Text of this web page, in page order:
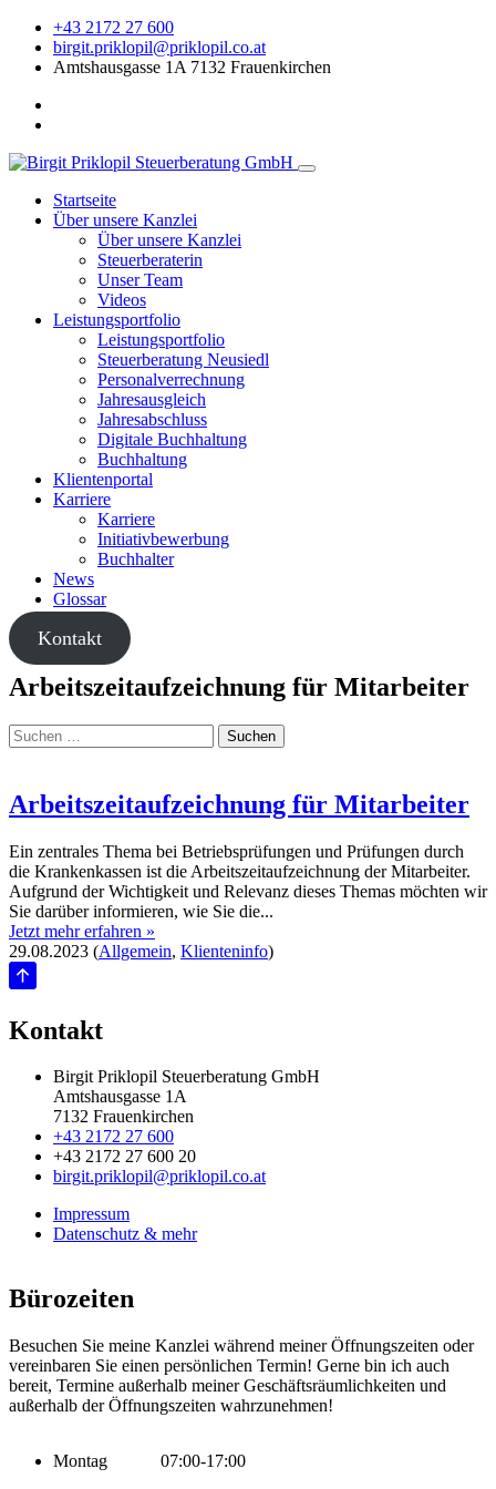
+43 2172 27 600
birgit.priklopil@priklopil.co.at
Amtshausgasse 1A 7132 Frauenkirchen
Startseite
Über unsere Kanzlei
Über unsere Kanzlei
Steuerberaterin
Unser Team
Videos
Leistungsportfolio
Leistungsportfolio
Steuerberatung Neusiedl
Personalverrechnung
Jahresausgleich
Jahresabschluss
Digitale Buchhaltung
Buchhaltung
Klientenportal
Karriere
Karriere
Initiativbewerbung
Buchhalter
News
Glossar
Kontakt
Arbeitszeitaufzeichnung für Mitarbeiter
Suchen
nach:
Arbeitszeitaufzeichnung für Mitarbeiter
Ein zentrales Thema bei Betriebsprüfungen und Prüfungen durch
die Krankenkassen ist die Arbeitszeitaufzeichnung der Mitarbeiter.
Aufgrund der Wichtigkeit und Relevanz dieses Themas möchten wir
Sie darüber informieren, wie Sie die...
Jetzt mehr erfahren »
29.08.2023 (Allgemein, Klienteninfo)
Kontakt
Birgit Priklopil Steuerberatung GmbH
Amtshausgasse 1A
7132 Frauenkirchen
+43 2172 27 600
+43 2172 27 600 20
birgit.priklopil@priklopil.co.at
Impressum
Datenschutz & mehr
Bürozeiten
Besuchen Sie meine Kanzlei während meiner Öffnungszeiten oder
vereinbaren Sie einen persönlichen Termin! Gerne bin ich auch
bereit, Termine außerhalb meiner Geschäftsräumlichkeiten und
außerhalb der Öffnungszeiten wahrzunehmen!
Montag 07:00-17:00